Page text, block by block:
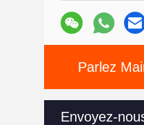
Parlez
Envoyez-